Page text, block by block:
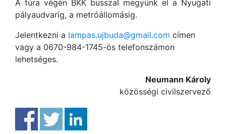
A túra végén BKK busszal megyünk el a Nyugati
pályaudvarig, a metróállomásig.
Jelentkezni a lampas.ujbuda@gmail.com címen
vagy a 0670-984-1745-ös telefonszámon
lehetséges.
Neumann Károly
közösségi civilszervező